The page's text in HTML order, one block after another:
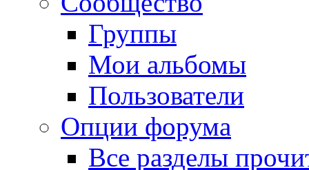
Группы
Мои альбомы
Пользователи
Опции форума
Все разделы